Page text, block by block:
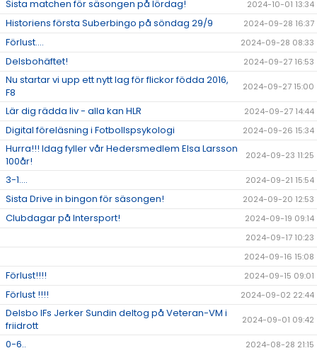
Sista matchen för säsongen på lördag! 2024-10-01 13:34
Historiens första Suberbingo på söndag 29/9 2024-09-28 16:37
Förlust.... 2024-09-28 08:33
Delsbohäftet! 2024-09-27 16:53
Nu startar vi upp ett nytt lag för flickor födda 2016,
F8
2024-09-27 15:00
Lär dig rädda liv - alla kan HLR 2024-09-27 14:44
Digital föreläsning i Fotbollspsykologi 2024-09-26 15:34
Hurra!!! Idag fyller vår Hedersmedlem Elsa Larsson
100år!
2024-09-23 11:25
3-1.... 2024-09-21 15:54
Sista Drive in bingon för säsongen! 2024-09-20 12:53
Clubdagar på Intersport!
2024-09-19 09:14
2024-09-17 10:23
2024-09-16 15:08
Förlust!!!! 2024-09-15 09:01
Förlust !!!! 2024-09-02 22:44
Delsbo IFs Jerker Sundin deltog på Veteran-VM i
friidrott
2024-09-01 09:42
0-6.. 2024-08-28 21:15